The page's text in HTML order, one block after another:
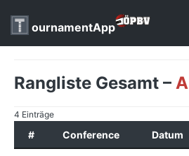
ournamentApp
Rangliste Gesamt –
4 Einträge
# Conference Datum